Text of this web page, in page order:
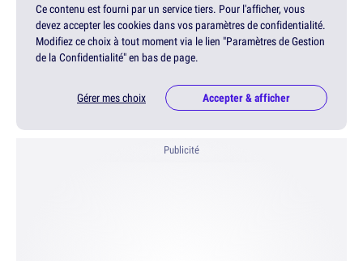
Ce contenu est fourni par un service tiers. Pour l'afficher, vous
devez accepter les cookies dans vos paramètres de confidentialité.
Modifiez ce choix à tout moment via le lien "Paramètres de Gestion
de la Confidentialité" en bas de page.
Gérer mes choix Accepter & afficher
Publicité